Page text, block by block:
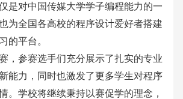
是对中国传媒大学学子编程能力的一
为全国各高校的程序设计爱好者搭建
的平台。
，参赛选手们充分展示了扎实的专业
能力，同时也激发了更多学生对程序
。学校将继续秉持以赛促学的理念，